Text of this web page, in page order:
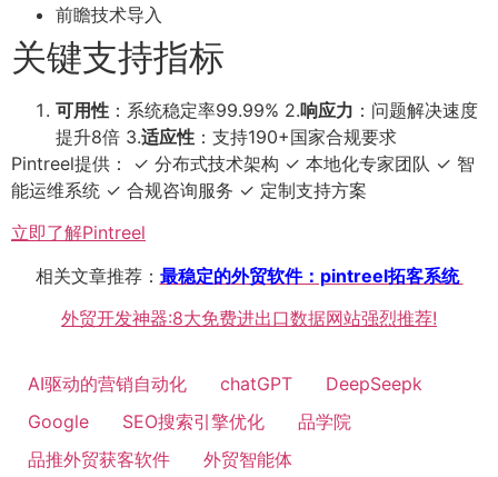
前瞻技术导入
关键支持指标
可用性 ：系统稳定率99.99% 2.响应力 ：问题解决速度
提升8倍 3.适应性 ：支持190+国家合规要求
Pintreel提供： ✓ 分布式技术架构 ✓ 本地化专家团队 ✓ 智
能运维系统 ✓ 合规咨询服务 ✓ 定制支持方案
立即了解Pintreel
相关文章推荐： 最稳定的外贸软件：pintreel拓客系统
外贸开发神器:8大免费进出口数据网站强烈推荐!
AI驱动的营销自动化 chatGPT
DeepSeepk
Google
SEO搜索引擎优化
品学院
品推外贸获客软件
外贸智能体